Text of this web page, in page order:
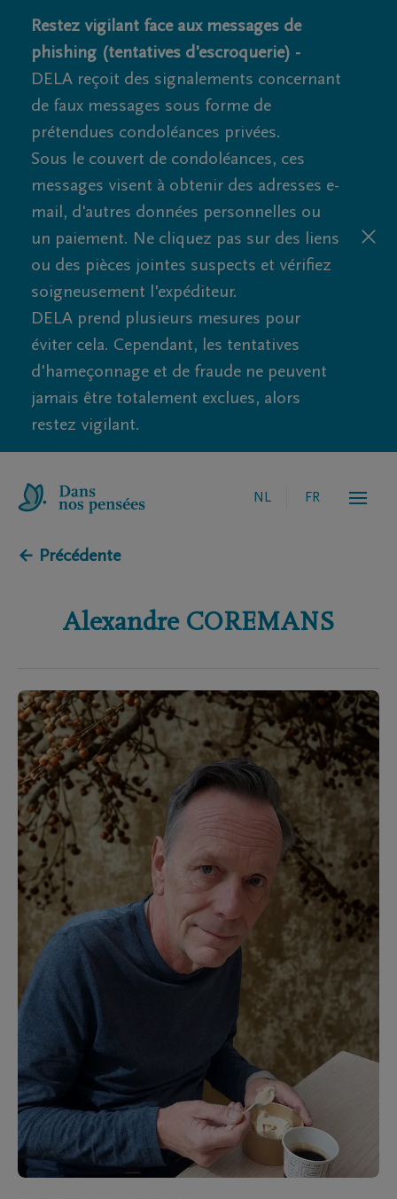
Restez vigilant face aux messages de
phishing (tentatives d'escroquerie) -
DELA reçoit des signalements concernant
de faux messages sous forme de
prétendues condoléances privées.
Sous le couvert de condoléances, ces
messages visent à obtenir des adresses e-
mail, d'autres données personnelles ou
un paiement. Ne cliquez pas sur des liens
ou des pièces jointes suspects et vérifiez
soigneusement l'expéditeur.
DELA prend plusieurs mesures pour
éviter cela. Cependant, les tentatives
d'hameçonnage et de fraude ne peuvent
jamais être totalement exclues, alors
restez vigilant.
NL FR
← Précédente
Alexandre COREMANS